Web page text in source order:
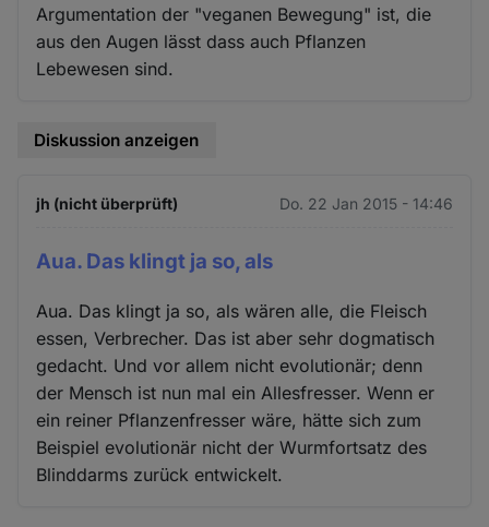
Argumentation der "veganen Bewegung" ist, die
aus den Augen lässt dass auch Pflanzen
Lebewesen sind.
Diskussion anzeigen
jh (nicht überprüft) Do. 22 Jan 2015 - 14:46
Aua. Das klingt ja so, als
Aua. Das klingt ja so, als wären alle, die Fleisch
essen, Verbrecher. Das ist aber sehr dogmatisch
gedacht. Und vor allem nicht evolutionär; denn
der Mensch ist nun mal ein Allesfresser. Wenn er
ein reiner Pflanzenfresser wäre, hätte sich zum
Beispiel evolutionär nicht der Wurmfortsatz des
Blinddarms zurück entwickelt.